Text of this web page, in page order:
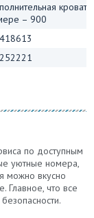
– 900
по доступным
уютные номера,
можно вкусно
Главное, что все